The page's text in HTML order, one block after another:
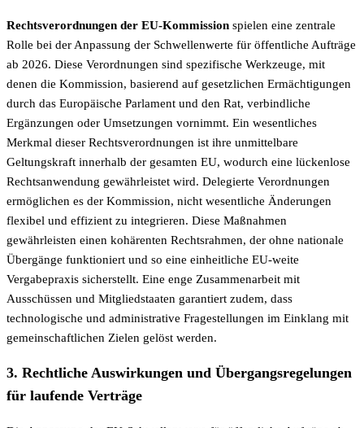
Rechtsverordnungen der EU-Kommission spielen eine zentrale
Rolle bei der Anpassung der Schwellenwerte für öffentliche Aufträge
ab 2026. Diese Verordnungen sind spezifische Werkzeuge, mit
denen die Kommission, basierend auf gesetzlichen Ermächtigungen
durch das Europäische Parlament und den Rat, verbindliche
Ergänzungen oder Umsetzungen vornimmt. Ein wesentliches
Merkmal dieser Rechtsverordnungen ist ihre unmittelbare
Geltungskraft innerhalb der gesamten EU, wodurch eine lückenlose
Rechtsanwendung gewährleistet wird. Delegierte Verordnungen
ermöglichen es der Kommission, nicht wesentliche Änderungen
flexibel und effizient zu integrieren. Diese Maßnahmen
gewährleisten einen kohärenten Rechtsrahmen, der ohne nationale
Übergänge funktioniert und so eine einheitliche EU-weite
Vergabepraxis sicherstellt. Eine enge Zusammenarbeit mit
Ausschüssen und Mitgliedstaaten garantiert zudem, dass
technologische und administrative Fragestellungen im Einklang mit
gemeinschaftlichen Zielen gelöst werden.
3. Rechtliche Auswirkungen und Übergangsregelungen
für laufende Verträge